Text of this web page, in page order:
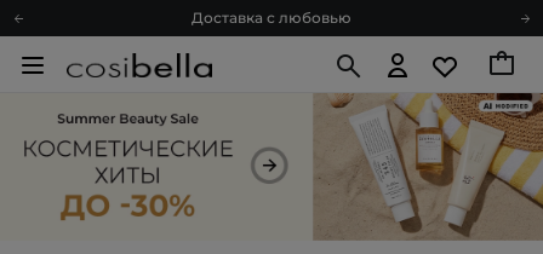
Доставка с любовью
Подарочные карты
Спроси косметолога
Познакомимся?
Доставка с любовью